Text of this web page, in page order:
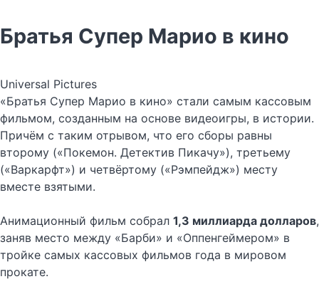
Братья Супер Марио в кино
Universal Pictures
«Братья Супер Марио в кино» стали самым кассовым
фильмом, созданным на основе видеоигры, в истории.
Причём с таким отрывом, что его сборы равны
второму («Покемон. Детектив Пикачу»), третьему
(«Варкарфт») и четвёртому («Рэмпейдж») месту
вместе взятыми.
Анимационный фильм собрал 1,3 миллиарда долларов,
заняв место между «Барби» и «Оппенгеймером» в
тройке самых кассовых фильмов года в мировом
прокате.